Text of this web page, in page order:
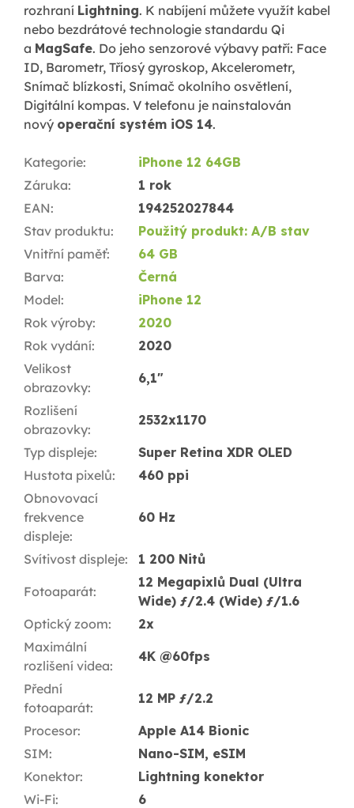
rozhraní Lightning. K nabíjení můžete využít kabel
nebo bezdrátové technologie standardu Qi
a MagSafe. Do jeho senzorové výbavy patří: Face
ID, Barometr, Tříosý gyroskop, Akcelerometr,
Snímač blízkosti, Snímač okolního osvětlení,
Digitální kompas. V telefonu je nainstalován
nový operační systém iOS 14.
Kategorie:
iPhone 12 64GB
Záruka:
1 rok
EAN:
194252027844
Stav produktu:
Použitý produkt: A/B stav
Vnitřní paměť:
64 GB
Barva:
Černá
Model:
iPhone 12
Rok výroby:
2020
Rok vydání:
2020
Velikost
obrazovky:
6,1"
Rozlišení
obrazovky:
2532x1170
Typ displeje:
Super Retina XDR OLED
Hustota pixelů:
460 ppi
Obnovovací
frekvence
displeje:
60 Hz
Svítivost displeje: 1 200 Nitů
Fotoaparát:
12 Megapixlů Dual (Ultra
Wide) ƒ/2.4 (Wide) ƒ/1.6
Optický zoom:
2x
Maximální
rozlišení videa:
4K @60fps
Přední
fotoaparát:
12 MP ƒ/2.2
Procesor:
Apple A14 Bionic
SIM:
Nano-SIM, eSIM
Konektor:
Lightning konektor
Wi-Fi:
6